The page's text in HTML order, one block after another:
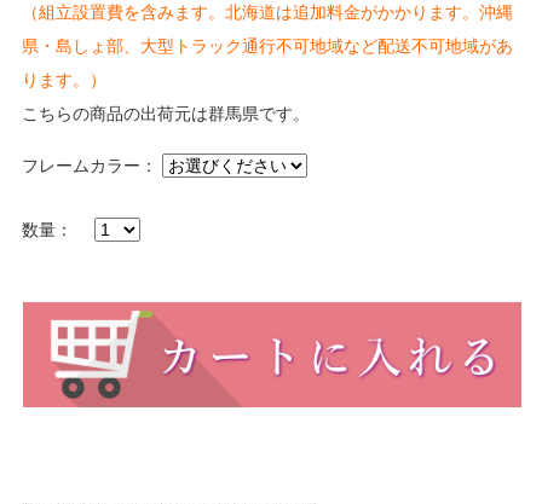
（組立設置費を含みます。北海道は追加料金がかかります。沖縄
県・島しょ部、大型トラック通行不可地域など配送不可地域があ
ります。）
こちらの商品の出荷元は群馬県です。
フレームカラー：
数量：